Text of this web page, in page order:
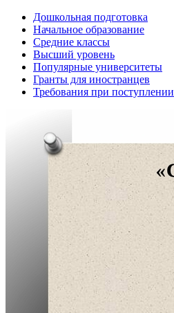
Дошкольная подготовка
Начальное образование
Средние классы
Высший уровень
Популярные университеты
Гранты для иностранцев
Требования при поступлении